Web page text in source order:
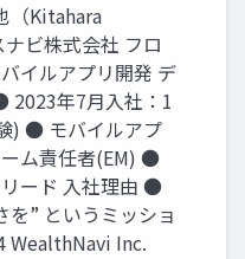
（Kitahara
ビ株式会社 フロ
イルアプリ開発 デ
2023年7⽉⼊社：1
) ● モバイルアプ
ム責任者(EM) ●
ード 入社理由 ●
を” というミッショ
WealthNavi Inc.